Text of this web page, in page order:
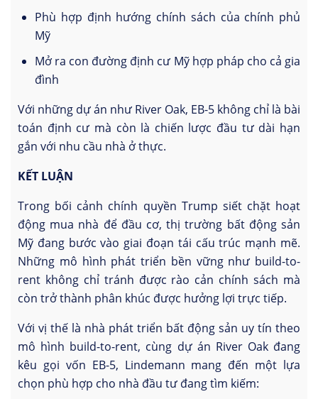
Phù hợp định hướng chính sách của chính phủ
Mỹ
Mở ra con đường định cư Mỹ hợp pháp cho cả gia
đình
Với những dự án như River Oak, EB-5 không chỉ là bài
toán định cư mà còn là chiến lược đầu tư dài hạn
gắn với nhu cầu nhà ở thực.
KẾT LUẬN
Trong bối cảnh chính quyền Trump siết chặt hoạt
động mua nhà để đầu cơ, thị trường bất động sản
Mỹ đang bước vào giai đoạn tái cấu trúc mạnh mẽ.
Những mô hình phát triển bền vững như build-to-
rent không chỉ tránh được rào cản chính sách mà
còn trở thành phân khúc được hưởng lợi trực tiếp.
Với vị thế là nhà phát triển bất động sản uy tín theo
mô hình build-to-rent, cùng dự án River Oak đang
kêu gọi vốn EB-5, Lindemann mang đến một lựa
chọn phù hợp cho nhà đầu tư đang tìm kiếm: